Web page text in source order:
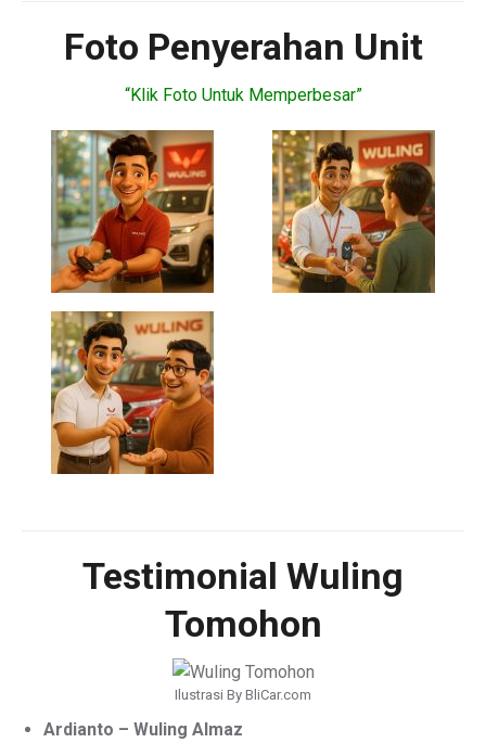
Foto Penyerahan Unit
“Klik Foto Untuk Memperbesar”
Testimonial Wuling
Tomohon
Ilustrasi By BliCar.com
Ardianto – Wuling Almaz